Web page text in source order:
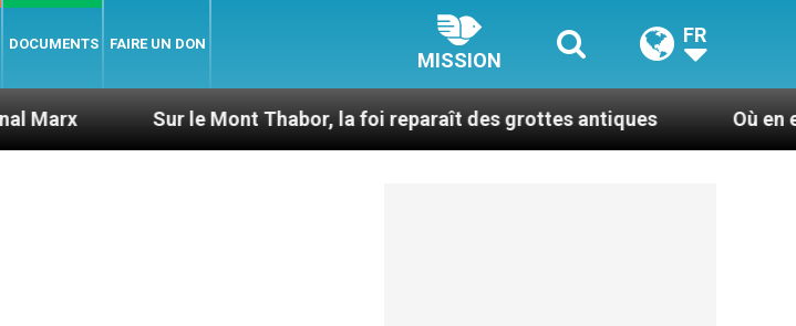
DOCUMENTS FAIRE UN DON
MISSION
FR
Sur le Mont Thabor, la foi reparaît des grottes antiques Où en est la